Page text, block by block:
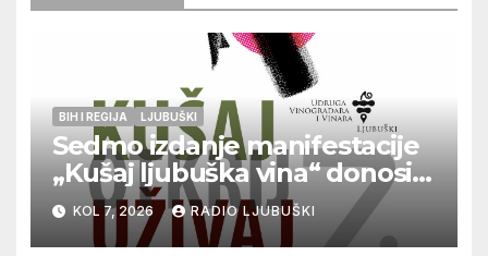
BIH I REGIJA LJUBUŠKI
Sedmo izdanje manifestacije
„Kušaj ljubuška vina“ donosi
vrhunska vina, gastronomiju i
glazbu
KOL 7, 2026 RADIO LJUBUŠKI